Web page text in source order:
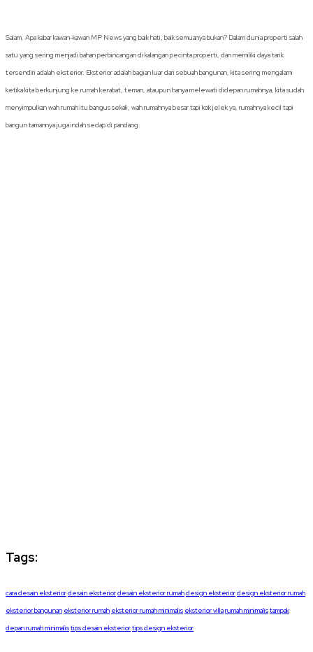
Salam. Apa kabar kawan-kawan MP News yang baik hati, baik semuanya bukan? Dalam dunia properti salah
satu yang sering menjadi bahan perbincangan di kalangan pecinta properti, dan memiliki daya tarik
tersendiri adalah eksterior. Eksterior adalah bagian luar dari sebuah bangunan, kita sering mengalami
ketika kita berkunjung ke rumah kerabat, teman, ataupun hanya melewati didepan rumahnya, kita sudah
menyimpulkan wah rumah itu bangus sekali, wah rumahnya besar tapi kok jelek ya, rumahnya kecil tapi
bangun tamannya juga indah sedap di pandang.
Tags:
cara desain eksteriordesain eksteriordesain eksterior rumahdesign eksteriordesign eksterior rumah
eksterior bangunan eksterior rumah eksterior rumah minimalis eksterior villarumah minimalistampak
depan rumah minimalistips desain eksteriortips design eksterior